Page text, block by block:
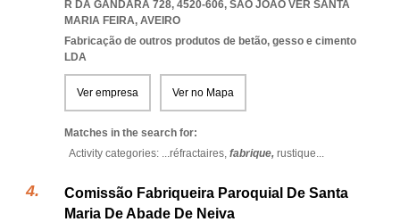
R DA GÂNDARA 728, 4520-606, SAO JOAO VER SANTA
MARIA FEIRA, AVEIRO
Fabricação de outros produtos de betão, gesso e cimento
LDA
Ver empresa Ver no Mapa
Matches in the search for:
Activity categories: ...réfractaires, fabrique, rustique...
Comissão Fabriqueira Paroquial De Santa
Maria De Abade De Neiva